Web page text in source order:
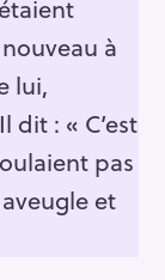
à
lui,
dit : « C’est
pas
et